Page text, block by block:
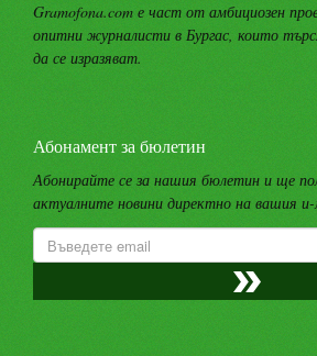
Gramofona.com е част от амбициозен
опитни журналисти в Бургас, които
да се изразяват.
Абонамент за бюлетин
Абонирайте се за нашия бюлетин и ще
актуалните новини директно на вашия и-